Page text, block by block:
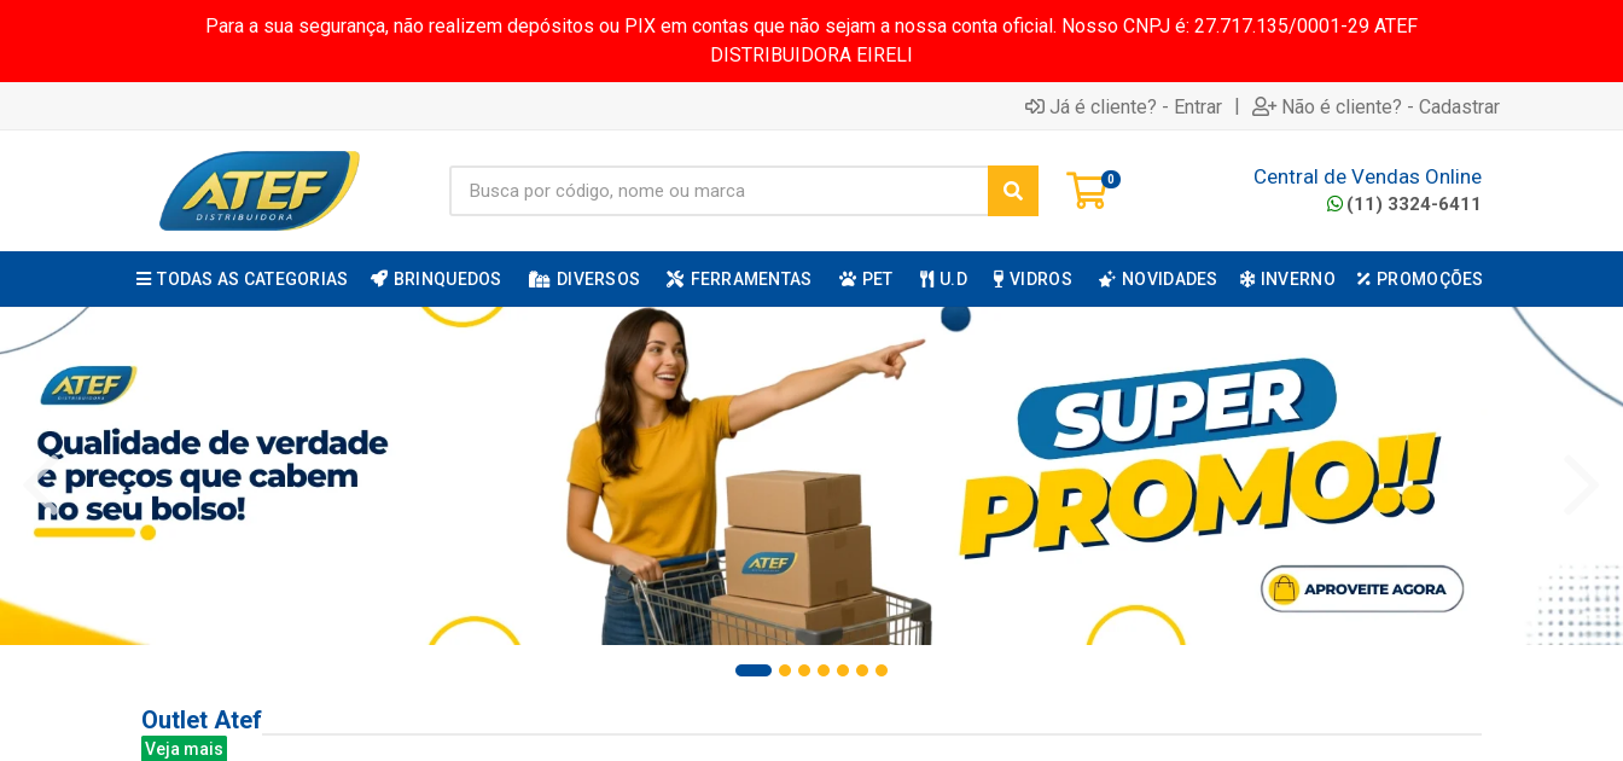
Para a sua segurança, não realizem depósitos ou PIX em contas que não sejam a nossa conta oficial. Nosso CNPJ é: 27.717.135/0001-29 ATEF
DISTRIBUIDORA EIRELI
Já é cliente? - Entrar | Não é cliente? - Cadastrar
0 Central de Vendas Online
(11) 3324-6411
TODAS AS CATEGORIAS BRINQUEDOS DIVERSOS FERRAMENTAS PET U.D VIDROS NOVIDADES INVERNO PROMOÇÕES
Outlet Atef
Veja mais